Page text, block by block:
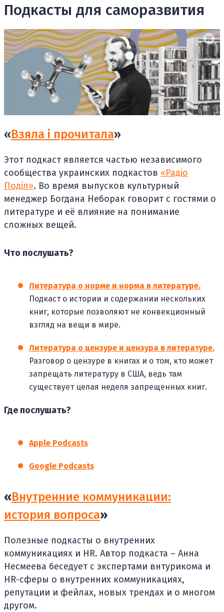
Подкасты для саморазвития
«Взяла і прочитала»
Этот подкаст является частью независимого
сообщества украинских подкастов «Радіо
Поділ». Во время выпусков культурный
менеджер Богдана Неборак говорит с гостями о
литературе и её влияние на понимание
сложных вещей.
Что послушать?
Литература о норме и норма в литературе.
Подкаст о истории и содержании нескольких
книг, которые позволяют не конвекционный
взгляд на вещи в мире.
Литература о цензуре и цензура в литературе.
Разговор о цензуре в книгах и о том, кто может
запрещать литературу в США, ведь там
существует целая неделя запрещенных книг.
Где послушать?
Apple Podcasts
Google Podcasts
«Внутренние коммуникации:
история вопроса»
Полезные подкасты о внутренних
коммуникациях и HR. Автор подкаста – Анна
Несмеева беседует с экспертами внтурикома и
HR-сферы о внутренних коммуникациях,
репутации и фейлах, новых трендах и о многом
другом.